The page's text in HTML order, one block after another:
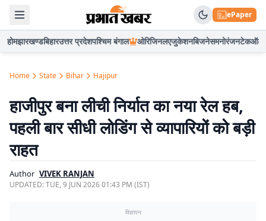
ePaper
होमझारखण्डबिहारउत्तर प्रदेशपश्चिम बंगाल ओरिजिनलएजुकेशनबिजनेसमनोरंजनटेकऑटो
Home State Bihar Hajipur
हाजीपुर बना लीची निर्यात का नया रेल हब,
पहली बार सीधी लोडिंग से व्यापारियों को बड़ी
राहत
Author VIVEK RANJAN
UPDATED:TUE, 9 JUN 2026 01:43 PM (IST)
विज्ञापन